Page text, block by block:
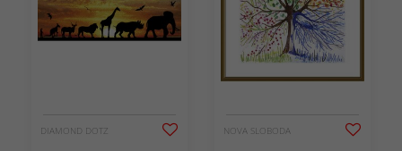
DIAMOND DOTZ NOVA SLOBODA